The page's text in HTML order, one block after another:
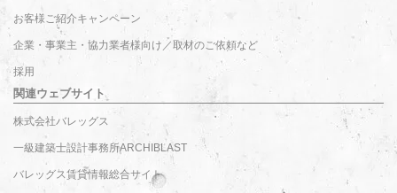
お客様ご紹介キャンペーン
企業・事業主・協力業者様向け／取材のご依頼など
採用
関連ウェブサイト
株式会社バレッグス
一級建築士設計事務所ARCHIBLAST
バレッグス賃貸情報総合サイト